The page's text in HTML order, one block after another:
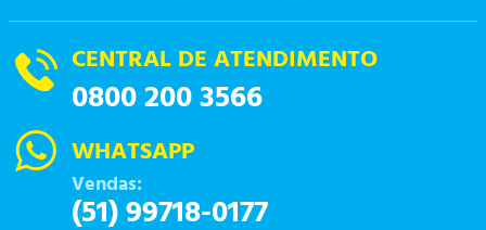
CENTRAL DE ATENDIMENTO
0800 200 3566
WHATSAPP
Vendas:
(51) 99718-0177